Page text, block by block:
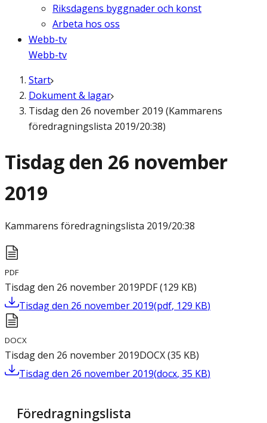
Riksdagens byggnader och konst
Arbeta hos oss
Webb-tv
Webb-tv
Start
Dokument & lagar
Tisdag den 26 november 2019 (Kammarens
föredragningslista 2019/20:38)
Tisdag den 26 november
2019
Kammarens föredragningslista 2019/20:38
PDF
Tisdag den 26 november 2019PDF(129 KB)
Tisdag den 26 november 2019(pdf, 129 KB)
DOCX
Tisdag den 26 november 2019DOCX(35 KB)
Tisdag den 26 november 2019(docx, 35 KB)
Föredragningslista